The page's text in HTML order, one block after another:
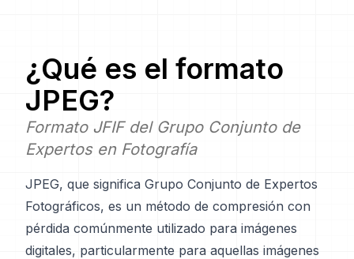
¿Qué es el formato
JPEG?
Formato JFIF del Grupo Conjunto de
Expertos en Fotografía
JPEG, que significa Grupo Conjunto de Expertos
Fotográficos, es un método de compresión con
pérdida comúnmente utilizado para imágenes
digitales, particularmente para aquellas imágenes